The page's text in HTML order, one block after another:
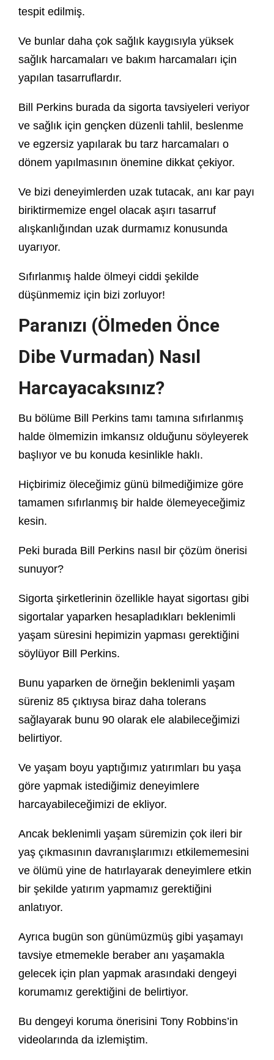
tespit edilmiş.
Ve bunlar daha çok sağlık kaygısıyla yüksek
sağlık harcamaları ve bakım harcamaları için
yapılan tasarruflardır.
Bill Perkins burada da sigorta tavsiyeleri veriyor
ve sağlık için gençken düzenli tahlil, beslenme
ve egzersiz yapılarak bu tarz harcamaları o
dönem yapılmasının önemine dikkat çekiyor.
Ve bizi deneyimlerden uzak tutacak, anı kar payı
biriktirmemize engel olacak aşırı tasarruf
alışkanlığından uzak durmamız konusunda
uyarıyor.
Sıfırlanmış halde ölmeyi ciddi şekilde
düşünmemiz için bizi zorluyor!
Paranızı (Ölmeden Önce
Dibe Vurmadan) Nasıl
Harcayacaksınız?
Bu bölüme Bill Perkins tamı tamına sıfırlanmış
halde ölmemizin imkansız olduğunu söyleyerek
başlıyor ve bu konuda kesinlikle haklı.
Hiçbirimiz öleceğimiz günü bilmediğimize göre
tamamen sıfırlanmış bir halde ölemeyeceğimiz
kesin.
Peki burada Bill Perkins nasıl bir çözüm önerisi
sunuyor?
Sigorta şirketlerinin özellikle hayat sigortası gibi
sigortalar yaparken hesapladıkları beklenimli
yaşam süresini hepimizin yapması gerektiğini
söylüyor Bill Perkins.
Bunu yaparken de örneğin beklenimli yaşam
süreniz 85 çıktıysa biraz daha tolerans
sağlayarak bunu 90 olarak ele alabileceğimizi
belirtiyor.
Ve yaşam boyu yaptığımız yatırımları bu yaşa
göre yapmak istediğimiz deneyimlere
harcayabileceğimizi de ekliyor.
Ancak beklenimli yaşam süremizin çok ileri bir
yaş çıkmasının davranışlarımızı etkilememesini
ve ölümü yine de hatırlayarak deneyimlere etkin
bir şekilde yatırım yapmamız gerektiğini
anlatıyor.
Ayrıca bugün son günümüzmüş gibi yaşamayı
tavsiye etmemekle beraber anı yaşamakla
gelecek için plan yapmak arasındaki dengeyi
korumamız gerektiğini de belirtiyor.
Bu dengeyi koruma önerisini Tony Robbins’in
videolarında da izlemiştim.